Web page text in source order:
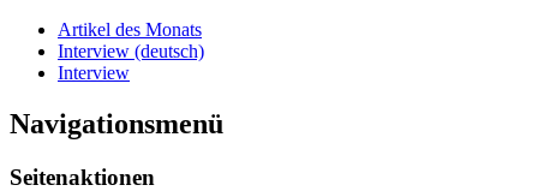
Artikel des Monats
Interview (deutsch)
Interview
Navigationsmenü
Seitenaktionen